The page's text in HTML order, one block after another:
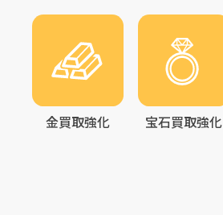
金買取強化 宝石買取強化